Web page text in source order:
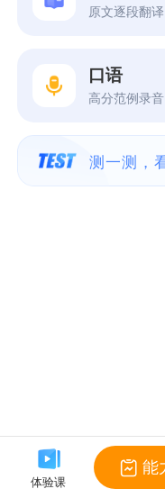
原文逐段翻译
口语
高分范例录音
测一测，
体验课
能